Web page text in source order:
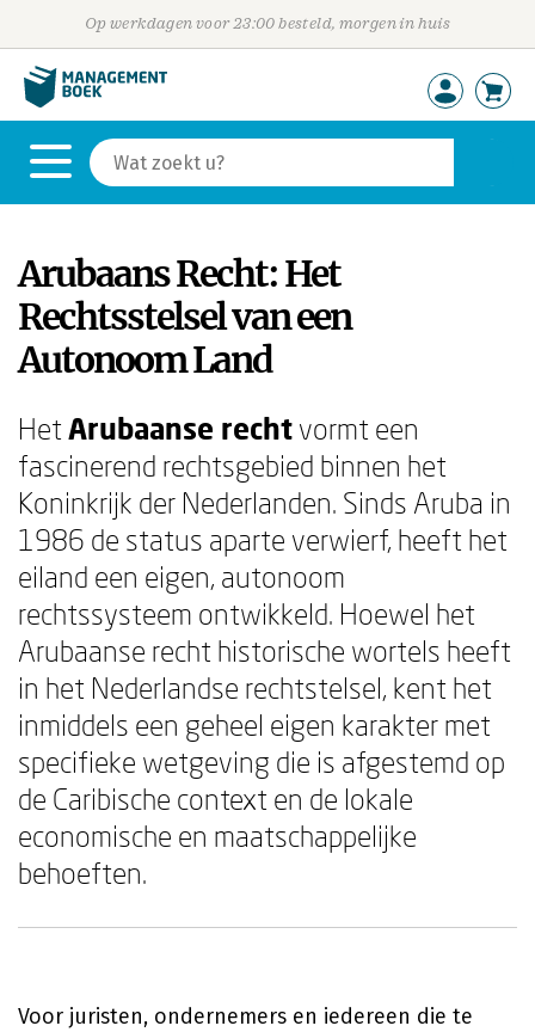
Op werkdagen voor 23:00 besteld, morgen in huis
Arubaans Recht: Het
Rechtsstelsel van een
Autonoom Land
HetArubaanse recht vormt een
fascinerend rechtsgebied binnen het
Koninkrijk der Nederlanden. Sinds Aruba in
1986 de status aparte verwierf, heeft het
eiland een eigen, autonoom
rechtssysteem ontwikkeld. Hoewel het
Arubaanse recht historische wortels heeft
in het Nederlandse rechtstelsel, kent het
inmiddels een geheel eigen karakter met
specifieke wetgeving die is afgestemd op
de Caribische context en de lokale
economische en maatschappelijke
behoeften.
Voor juristen, ondernemers en iedereen die te